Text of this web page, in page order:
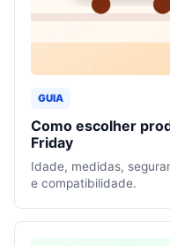
GUIA
Como escolher
Friday
Idade, medidas,
e compatibilidade.